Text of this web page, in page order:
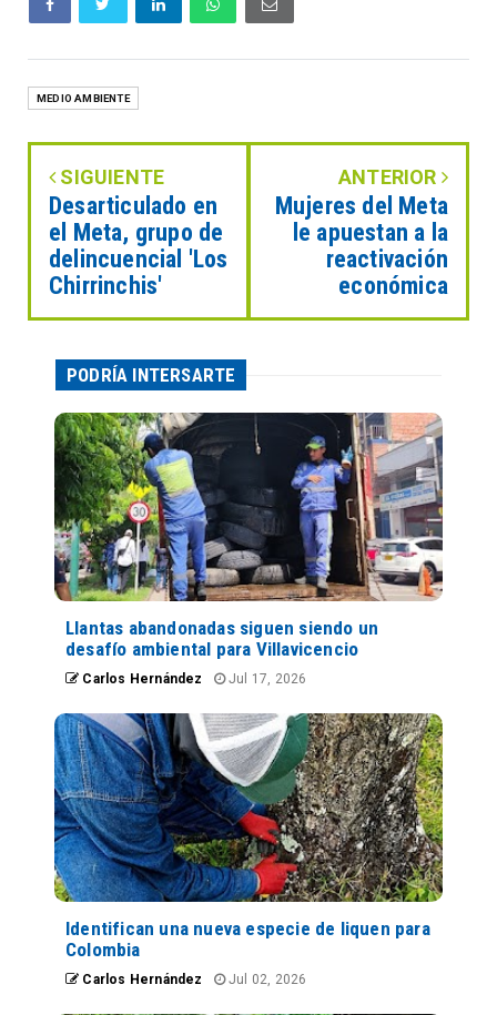
MEDIO AMBIENTE
SIGUIENTE
Desarticulado en
el Meta, grupo de
delincuencial 'Los
Chirrinchis'
ANTERIOR
Mujeres del Meta
le apuestan a la
reactivación
económica
PODRÍA INTERSARTE
Llantas abandonadas siguen siendo un
desafío ambiental para Villavicencio
Carlos Hernández Jul 17, 2026
Identifican una nueva especie de liquen para
Colombia
Carlos Hernández Jul 02, 2026